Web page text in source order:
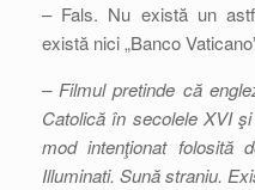
– Fals. Nu există un
există nici „Banco
– Filmul pretinde că
Catolică în secolele XVI
mod intenţionat folosită
Illuminati. Sună straniu.